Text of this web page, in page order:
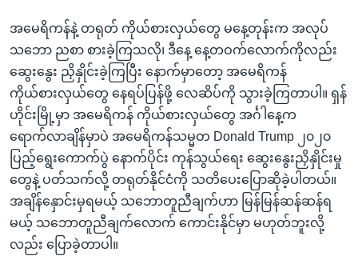
အမေရိကန်နဲ့ တရုတ် ကိုယ်စားလှယ်တွေ မနေ့တုန်းက အလုပ်
သဘော ညစာ စားခဲ့ကြသလို၊ ဒီနေ့ နေ့တဝက်လောက်ကိုလည်း
ဆွေးနွေး ညှိနှိုင်းခဲ့ကြပြီး နောက်မှာတော့ အမေရိကန်
ကိုယ်စားလှယ်တွေ နေရပ်ပြန်ဖို့ လေဆိပ်ကို သွားခဲ့ကြတာပါ။ ရှန်
ဟိုင်းမြို့မှာ အမေရိကန် ကိုယ်စားလှယ်တွေ အင်္ဂါနေ့က
ရောက်လာချိန်မှာပဲ အမေရိကန်သမ္မတ Donald Trump ၂၀၂၀
ပြည့်ရွေးကောက်ပွဲ နောက်ပိုင်း ကုန်သွယ်ရေး ဆွေးနွေးညှိနှိုင်းမှု
တွေနဲ့ ပတ်သက်လို့ တရုတ်နိုင်ငံကို သတိပေးပြောဆိုခဲ့ပါတယ်။
အချိန်နှောင်းမှရမယ့် သဘောတူညီချက်ဟာ မြန်မြန်ဆန်ဆန်ရ
မယ့် သဘောတူညီချက်လောက် ကောင်းနိုင်မှာ မဟုတ်ဘူးလို့
လည်း ပြောခဲ့တာပါ။